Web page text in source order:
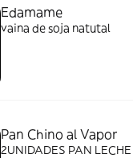
Edamame
vaina de soja natutal
Pan Chino al Vapor
2UNIDADES PAN LECHE